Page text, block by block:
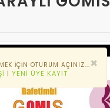
×
IÇIN OTURUM AÇINIZ...
| YENI ÜYE KAYIT